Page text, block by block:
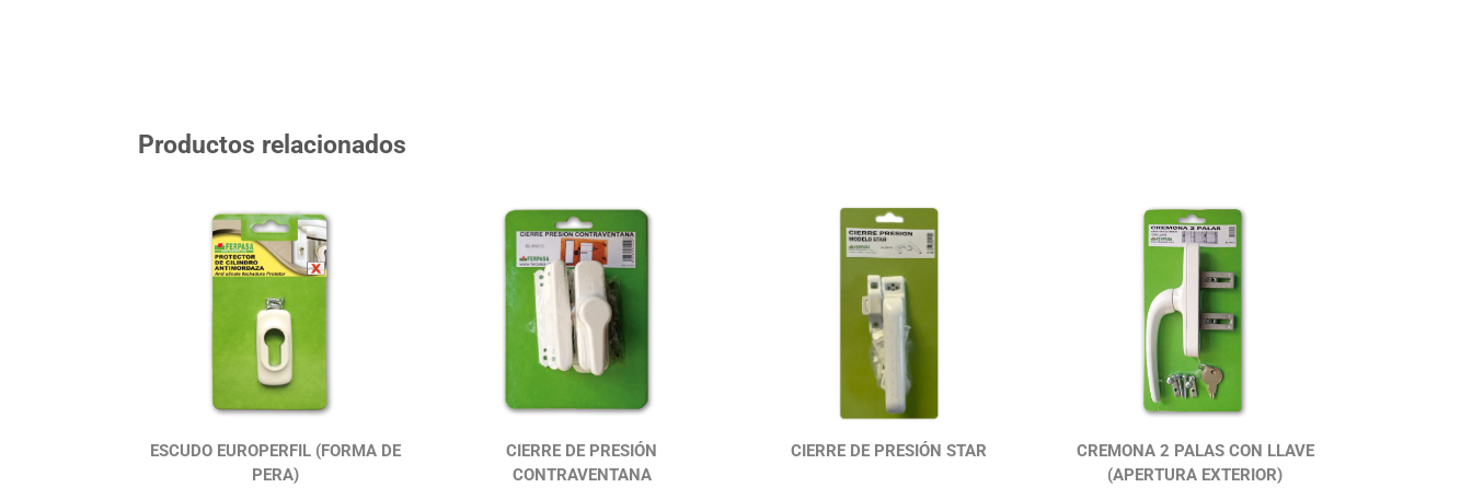
Productos relacionados
ESCUDO EUROPERFIL (FORMA DE
PERA)
CIERRE DE PRESIÓN
CONTRAVENTANA
CIERRE DE PRESIÓN STAR
CREMONA 2 PALAS CON LLAVE
(APERTURA EXTERIOR)